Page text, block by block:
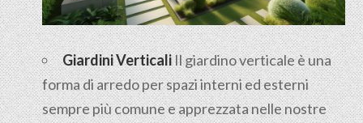
Giardini VerticaliIl giardino verticale è una
forma di arredo per spazi interni ed esterni
sempre più comune e apprezzata nelle nostre